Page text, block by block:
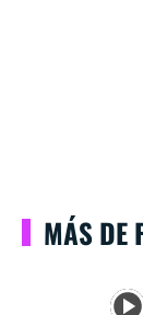
MÁS DE